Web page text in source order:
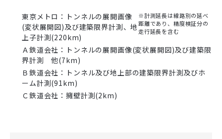
東京メトロ：トンネルの展開画像
(変状展開図)及び建築限界計測、地
上子計測(220km)
※計測延長は線路別の延べ
距離であり、精度検証分の
走行延長を含む
Ａ鉄道会社：トンネルの展開画像(変状展開図)及び建築限
界計測 他(7km)
Ｂ鉄道会社：トンネル及び地上部の建築限界計測及びホ
ーム計測(91km)
Ｃ鉄道会社：擁壁計測(2km)